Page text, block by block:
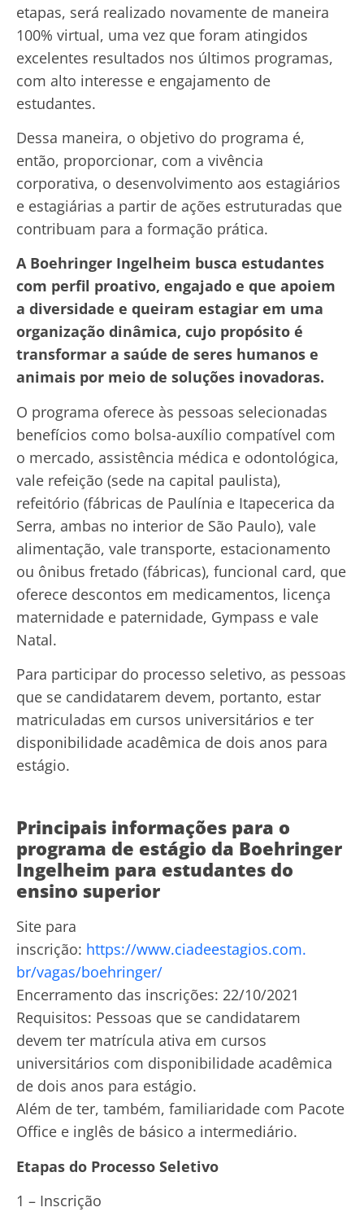
etapas, será realizado novamente de maneira
100% virtual, uma vez que foram atingidos
excelentes resultados nos últimos programas,
com alto interesse e engajamento de
estudantes.
Dessa maneira, o objetivo do programa é,
então, proporcionar, com a vivência
corporativa, o desenvolvimento aos estagiários
e estagiárias a partir de ações estruturadas que
contribuam para a formação prática.
A Boehringer Ingelheim busca estudantes
com perfil proativo, engajado e que apoiem
a diversidade e queiram estagiar em uma
organização dinâmica, cujo propósito é
transformar a saúde de seres humanos e
animais por meio de soluções inovadoras.
O programa oferece às pessoas selecionadas
benefícios como bolsa-auxílio compatível com
o mercado, assistência médica e odontológica,
vale refeição (sede na capital paulista),
refeitório (fábricas de Paulínia e Itapecerica da
Serra, ambas no interior de São Paulo), vale
alimentação, vale transporte, estacionamento
ou ônibus fretado (fábricas), funcional card, que
oferece descontos em medicamentos, licença
maternidade e paternidade, Gympass e vale
Natal.
Para participar do processo seletivo, as pessoas
que se candidatarem devem, portanto, estar
matriculadas em cursos universitários e ter
disponibilidade acadêmica de dois anos para
estágio.
Principais informações para o
programa de estágio da Boehringer
Ingelheim para estudantes do
ensino superior
Site para
inscrição: https://www.ciadeestagios.com.
br/vagas/boehringer/
Encerramento das inscrições: 22/10/2021
Requisitos: Pessoas que se candidatarem
devem ter matrícula ativa em cursos
universitários com disponibilidade acadêmica
de dois anos para estágio.
Além de ter, também, familiaridade com Pacote
Office e inglês de básico a intermediário.
Etapas do Processo Seletivo
1 – Inscrição